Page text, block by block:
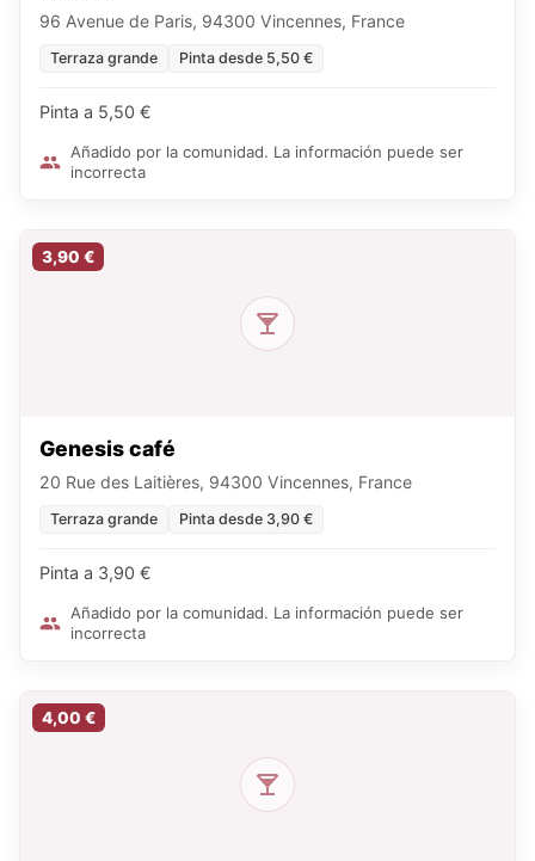
96 Avenue de Paris, 94300 Vincennes, France
Terraza grande Pinta desde 5,50 €
Pinta a 5,50 €
Añadido por la comunidad. La información puede ser
incorrecta
3,90 €
Genesis café
20 Rue des Laitières, 94300 Vincennes, France
Terraza grande Pinta desde 3,90 €
Pinta a 3,90 €
Añadido por la comunidad. La información puede ser
incorrecta
4,00 €